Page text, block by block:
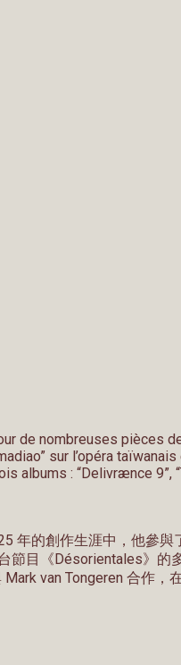
de nombreuses pièces
sur l’opéra
: “Delivrænce 9”,
的創作生涯中，他參
目《Désorientales》的
van Tongeren 合作，